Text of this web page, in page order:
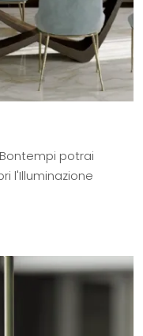
potrai
l'Illuminazione